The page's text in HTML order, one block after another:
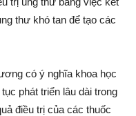
thư khó tan để tạo các
có ý nghĩa khoa học
phát triển lâu dài trong
điều trị của các thuốc